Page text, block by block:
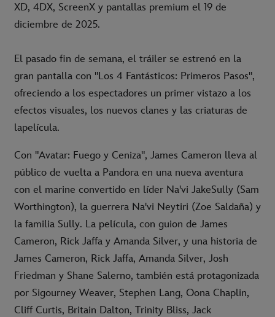
XD, 4DX, ScreenX y pantallas premium el 19 de
diciembre de 2025.
El pasado fin de semana, el tráiler se estrenó en la
gran pantalla con "Los 4 Fantásticos: Primeros Pasos",
ofreciendo a los espectadores un primer vistazo a los
efectos visuales, los nuevos clanes y las criaturas de
lapelícula.
Con "Avatar: Fuego y Ceniza", James Cameron lleva al
público de vuelta a Pandora en una nueva aventura
con el marine convertido en líder Na'vi JakeSully (Sam
Worthington), la guerrera Na'vi Neytiri (Zoe Saldaña) y
la familia Sully. La película, con guion de James
Cameron, Rick Jaffa y Amanda Silver, y una historia de
James Cameron, Rick Jaffa, Amanda Silver, Josh
Friedman y Shane Salerno, también está protagonizada
por Sigourney Weaver, Stephen Lang, Oona Chaplin,
Cliff Curtis, Britain Dalton, Trinity Bliss, Jack